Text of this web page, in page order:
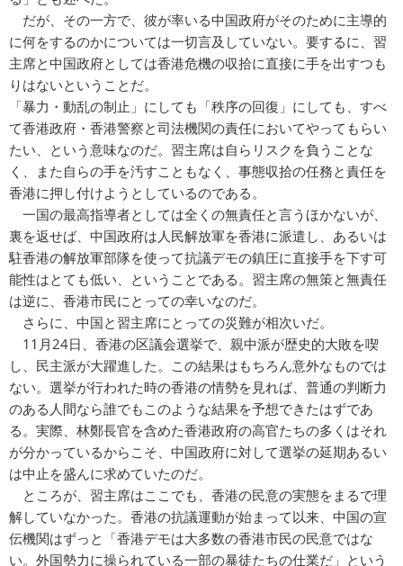
だが、その一方で、彼が率いる中国政府がそのために主導的
に何をするのかについては一切言及していない。要するに、習
主席と中国政府としては香港危機の収拾に直接に手を出すつも
りはないということだ。
「暴力・動乱の制止」にしても「秩序の回復」にしても、すべ
て香港政府・香港警察と司法機関の責任においてやってもらい
たい、という意味なのだ。習主席は自らリスクを負うことな
く、また自らの手を汚すこともなく、事態収拾の任務と責任を
香港に押し付けようとしているのである。
一国の最高指導者としては全くの無責任と言うほかないが、
裏を返せば、中国政府は人民解放軍を香港に派遣し、あるいは
駐香港の解放軍部隊を使って抗議デモの鎮圧に直接手を下す可
能性はとても低い、ということである。習主席の無策と無責任
は逆に、香港市民にとっての幸いなのだ。
さらに、中国と習主席にとっての災難が相次いだ。
11月24日、香港の区議会選挙で、親中派が歴史的大敗を喫
し、民主派が大躍進した。この結果はもちろん意外なものでは
ない。選挙が行われた時の香港の情勢を見れば、普通の判断力
のある人間なら誰でもこのような結果を予想できたはずであ
る。実際、林鄭長官を含めた香港政府の高官たちの多くはそれ
が分かっているからこそ、中国政府に対して選挙の延期あるい
は中止を盛んに求めていたのだ。
ところが、習主席はここでも、香港の民意の実態をまるで理
解していなかった。香港の抗議運動が始まって以来、中国の宣
伝機関はずっと「香港デモは大多数の香港市民の民意ではな
い。外国勢力に操られている一部の暴徒たちの仕業だ」という